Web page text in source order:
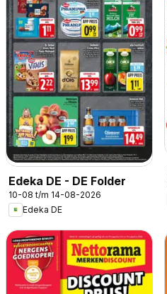
Edeka DE - DE Folder
10-08 t/m 14-08-2026
Edeka DE